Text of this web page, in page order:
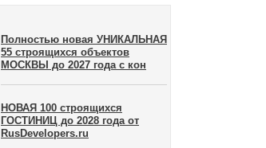
Полностью новая УНИКАЛЬНАЯ
55 строящихся объектов
МОСКВЫ до 2027 года с кон
НОВАЯ 100 строящихся
ГОСТИНИЦ до 2028 года от
RusDevelopers.ru